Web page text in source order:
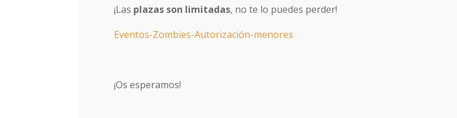
¡Las plazas son limitadas, no te lo puedes perder!
Eventos-Zombies-Autorización-menores
¡Os esperamos!